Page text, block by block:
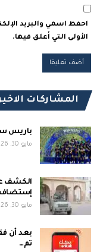
احفظ اسمي والبريد
الأولى التي أعلق فيها.
المشاركات
باريس
مايو 30, 2026
الكشف
مايو 30, 2026
بعد أن
تم…